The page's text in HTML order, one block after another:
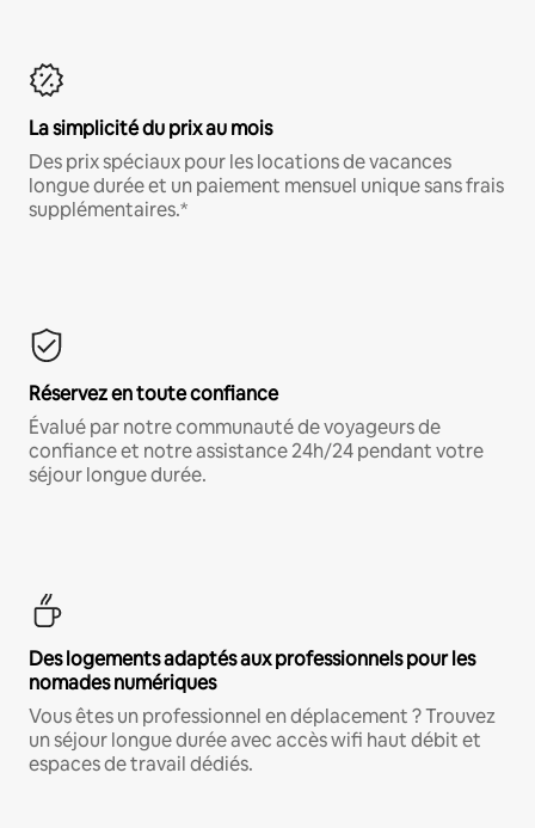
La simplicité du prix au mois
Des prix spéciaux pour les locations de vacances
longue durée et un paiement mensuel unique sans frais
supplémentaires.*
Réservez en toute confiance
Évalué par notre communauté de voyageurs de
confiance et notre assistance 24h/24 pendant votre
séjour longue durée.
Des logements adaptés aux professionnels pour les
nomades numériques
Vous êtes un professionnel en déplacement ? Trouvez
un séjour longue durée avec accès wifi haut débit et
espaces de travail dédiés.